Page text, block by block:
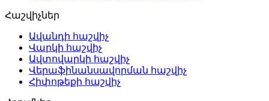
Հաշվիչներ
Ավանդի հաշվիչ
Վարկի հաշվիչ
Ավտովարկի հաշվիչ
Վերաֆինանսավորման հաշվիչ
Հիփոթեքի հաշվիչ